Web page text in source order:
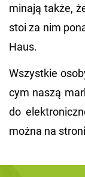
mi­na­ją także,
stoi za nim
Haus.
Wszyst­kie
cym naszą
do
można na